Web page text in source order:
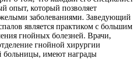
опыт, который позволяет
заболеваниями. Заведующий
является практиком с большим
гнойных болезней. Врачи,
гнойной хирургии
больницы, имеют награды